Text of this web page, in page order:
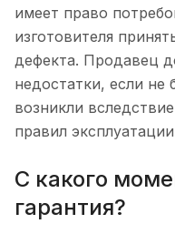
имеет право
изготовителя
дефекта. Продавец
недостатки, если не
возникли
правил
С какого
гарантия?